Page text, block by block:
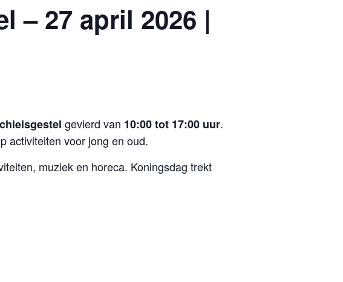
– 27 april 2026 |
gevierd van 10:00 tot 17:00 uur.
activiteiten voor jong en oud.
muziek en horeca. Koningsdag trekt